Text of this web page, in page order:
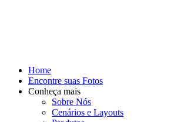
Home
Encontre suas Fotos
Conheça mais
Sobre Nós
Cenários e Layouts